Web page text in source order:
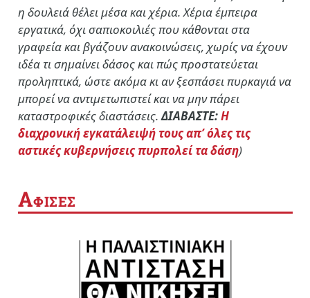
η δουλειά θέλει μέσα και χέρια. Χέρια έμπειρα
εργατικά, όχι σαπιοκοιλιές που κάθονται στα
γραφεία και βγάζουν ανακοινώσεις, χωρίς να έχουν
ιδέα τι σημαίνει δάσος και πώς προστατεύεται
προληπτικά, ώστε ακόμα κι αν ξεσπάσει πυρκαγιά να
μπορεί να αντιμετωπιστεί και να μην πάρει
καταστροφικές διαστάσεις.ΔΙΑΒΑΣΤΕ:Η
διαχρονική εγκατάλειψή τους απ’ όλες τις
αστικές κυβερνήσεις πυρπολεί τα δάση)
ΑΦΙΣΕΣ